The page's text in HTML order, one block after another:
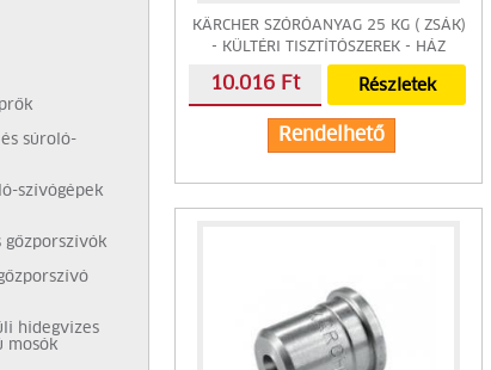
súroló-
szívógépek
gőzporszívók
hidegvizes
mosók
KÄRCHER SZÓRÓANYAG 25 KG ( ZSÁK)
- KÜLTÉRI TISZTÍTÓSZEREK - HÁZ
KÖRÜLI TISZTÍTÓSZEREK
10.016 Ft Részletek
Rendelhető